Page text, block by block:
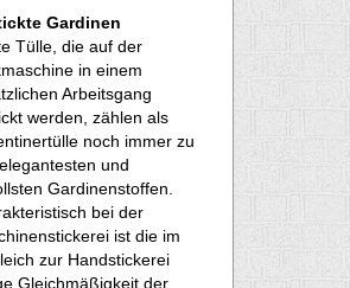
Gardinen
Tülle, die auf der
in einem
Arbeitsgang
werden, zählen als
noch immer zu
und
Gardinenstoffen.
bei der
ist die im
zur Handstickerei
Gleichmäßigkeit der